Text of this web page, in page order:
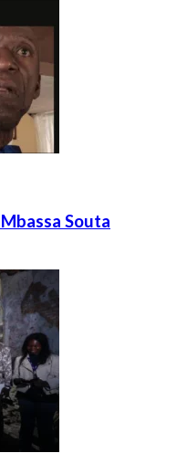
Souta